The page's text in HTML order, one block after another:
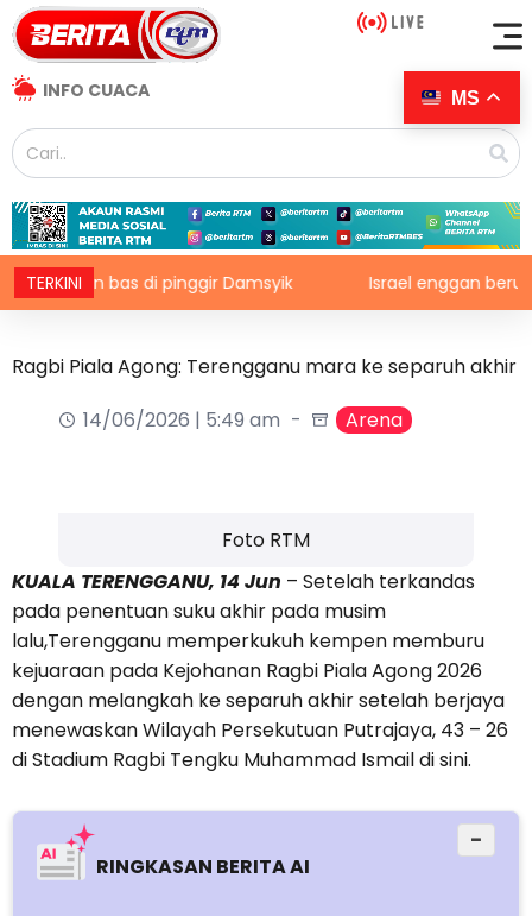
INFO CUACA
TERKINI
bas di pinggir Damsyik Israel enggan berundur
Ragbi Piala Agong: Terengganu mara ke separuh akhir
14/06/2026 | 5:49 am
Arena
Foto RTM
KUALA TERENGGANU, 14 Jun – Setelah terkandas
pada penentuan suku akhir pada musim
lalu,Terengganu memperkukuh kempen memburu
kejuaraan pada Kejohanan Ragbi Piala Agong 2026
dengan melangkah ke separuh akhir setelah berjaya
menewaskan Wilayah Persekutuan Putrajaya, 43 – 26
di Stadium Ragbi Tengku Muhammad Ismail di sini.
RINGKASAN BERITA AI
−
MS